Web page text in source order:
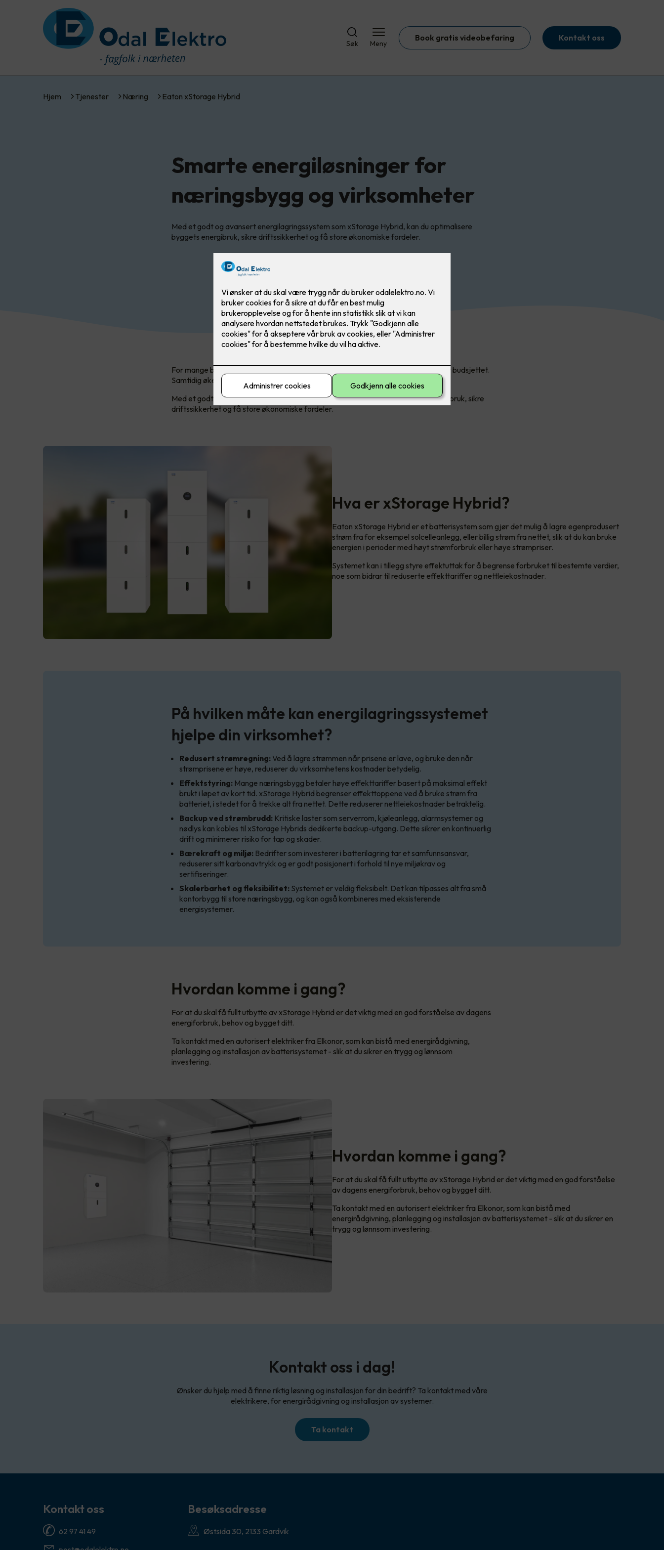
Søk Meny
Book gratis videobefaring Kontakt oss
Hjem Tjenester Næring Eaton xStorage Hybrid
Smarte energiløsninger for
næringsbygg og virksomheter
Med et godt og avansert energilagringssystem som xStorage Hybrid, kan du optimalisere
byggets energibruk, sikre driftssikkerhet og få store økonomiske fordeler.
For mange bedrifter og eiendomsselskaper er energikostnader en betydelig del av budsjettet.
Samtidig øker krav til bærekraft og energistyring i både offentlige og private bygg.
Med et godt og avansert energilagringssystem kan du optimalisere byggets energibruk, sikre
driftssikkerhet og få store økonomiske fordeler.
Hva er xStorage Hybrid?
Eaton xStorage Hybrid er et batterisystem som gjør det mulig å lagre egenprodusert
strøm fra for eksempel solcelleanlegg, eller billig strøm fra nettet, slik at du kan bruke
energien i perioder med høyt strømforbruk eller høye strømpriser.
Systemet kan i tillegg styre effektuttak for å begrense forbruket til bestemte verdier,
noe som bidrar til reduserte effekttariffer og nettleiekostnader.
På hvilken måte kan energilagringssystemet
hjelpe din virksomhet?
Redusert strømregning: Ved å lagre strømmen når prisene er lave, og bruke den når
strømprisene er høye, reduserer du virksomhetens kostnader betydelig.
Effektstyring: Mange næringsbygg betaler høye effekttariffer basert på maksimal effekt
brukt i løpet av kort tid. xStorage Hybrid begrenser effekttoppene ved å bruke strøm fra
batteriet, i stedet for å trekke alt fra nettet. Dette reduserer nettleiekostnader betraktelig.
Backup ved strømbrudd: Kritiske laster som serverrom, kjøleanlegg, alarmsystemer og
nødlys kan kobles til xStorage Hybrids dedikerte backup-utgang. Dette sikrer en kontinuerlig
drift og minimerer risiko for tap og skader.
Bærekraft og miljø: Bedrifter som investerer i batterilagring tar et samfunnsansvar,
reduserer sitt karbonavtrykk og er godt posisjonert i forhold til nye miljøkrav og
sertifiseringer.
Skalerbarhet og fleksibilitet: Systemet er veldig fleksibelt. Det kan tilpasses alt fra små
kontorbygg til store næringsbygg, og kan også kombineres med eksisterende
energisystemer.
Hvordan komme i gang?
For at du skal få fullt utbytte av xStorage Hybrid er det viktig med en god forståelse av dagens
energiforbruk, behov og bygget ditt.
Ta kontakt med en autorisert elektriker fra Elkonor, som kan bistå med energirådgivning,
planlegging og installasjon av batterisystemet - slik at du sikrer en trygg og lønnsom
investering.
Hvordan komme i gang?
For at du skal få fullt utbytte av xStorage Hybrid er det viktig med en god forståelse
av dagens energiforbruk, behov og bygget ditt.
Ta kontakt med en autorisert elektriker fra Elkonor, som kan bistå med
energirådgivning, planlegging og installasjon av batterisystemet - slik at du sikrer en
trygg og lønnsom investering.
Kontakt oss i dag!
Ønsker du hjelp med å finne riktig løsning og installasjon for din bedrift? Ta kontakt med våre
elektrikere, for energirådgivning og installasjon av systemer.
Ta kontakt
Kontakt oss
62 97 41 49
Besøksadresse
Østsida 30, 2133 Gardvik